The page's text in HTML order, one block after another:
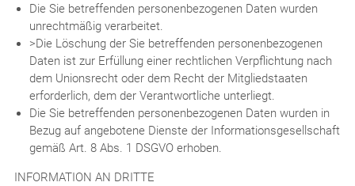
Die Sie betreffenden personenbezogenen Daten wurden
unrechtmäßig verarbeitet.
>Die Löschung der Sie betreffenden personenbezogenen
Daten ist zur Erfüllung einer rechtlichen Verpflichtung nach
dem Unionsrecht oder dem Recht der Mitgliedstaaten
erforderlich, dem der Verantwortliche unterliegt.
Die Sie betreffenden personenbezogenen Daten wurden in
Bezug auf angebotene Dienste der Informationsgesellschaft
gemäß Art. 8 Abs. 1 DSGVO erhoben.
INFORMATION AN DRITTE